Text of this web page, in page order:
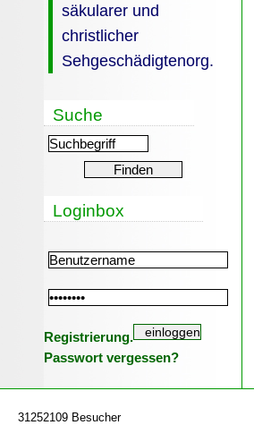
säkularer und
christlicher
Sehgeschädigtenorg.
Suche
Loginbox
Registrierung.
Passwort vergessen?
31252109 Besucher